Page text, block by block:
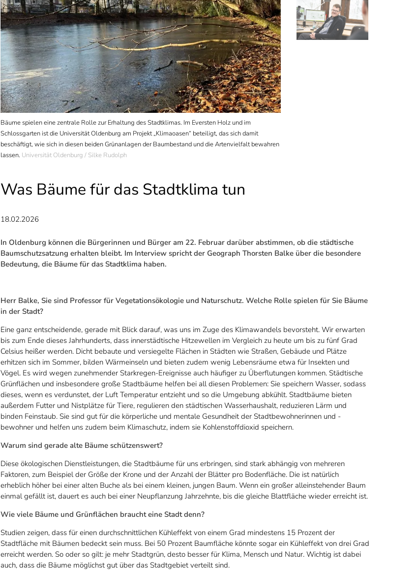
Bäume spielen eine zentrale Rolle zur Erhaltung des Stadtklimas. Im Eversten Holz und im
Schlossgarten ist die Universität Oldenburg am Projekt „Klimaoasen“ beteiligt, das sich damit
beschäftigt, wie sich in diesen beiden Grünanlagen der Baumbestand und die Artenvielfalt bewahren
lassen. Universität Oldenburg / Silke Rudolph
Was Bäume für das Stadtklima tun
18.02.2026
In Oldenburg können die Bürgerinnen und Bürger am 22. Februar darüber abstimmen, ob die städtische
Baumschutzsatzung erhalten bleibt. Im Interview spricht der Geograph Thorsten Balke über die besondere
Bedeutung, die Bäume für das Stadtklima haben.
Herr Balke, Sie sind Professor für Vegetationsökologie und Naturschutz. Welche Rolle spielen für Sie Bäume
in der Stadt?
Eine ganz entscheidende, gerade mit Blick darauf, was uns im Zuge des Klimawandels bevorsteht. Wir erwarten
bis zum Ende dieses Jahrhunderts, dass innerstädtische Hitzewellen im Vergleich zu heute um bis zu fünf Grad
Celsius heißer werden. Dicht bebaute und versiegelte Flächen in Städten wie Straßen, Gebäude und Plätze
erhitzen sich im Sommer, bilden Wärmeinseln und bieten zudem wenig Lebensräume etwa für Insekten und
Vögel. Es wird wegen zunehmender Starkregen-Ereignisse auch häufiger zu Überflutungen kommen. Städtische
Grünflächen und insbesondere große Stadtbäume helfen bei all diesen Problemen: Sie speichern Wasser, sodass
dieses, wenn es verdunstet, der Luft Temperatur entzieht und so die Umgebung abkühlt. Stadtbäume bieten
außerdem Futter und Nistplätze für Tiere, regulieren den städtischen Wasserhaushalt, reduzieren Lärm und
binden Feinstaub. Sie sind gut für die körperliche und mentale Gesundheit der Stadtbewohnerinnen und -
bewohner und helfen uns zudem beim Klimaschutz, indem sie Kohlenstoffdioxid speichern.
Warum sind gerade alte Bäume schützenswert?
Diese ökologischen Dienstleistungen, die Stadtbäume für uns erbringen, sind stark abhängig von mehreren
Faktoren, zum Beispiel der Größe der Krone und der Anzahl der Blätter pro Bodenfläche. Die ist natürlich
erheblich höher bei einer alten Buche als bei einem kleinen, jungen Baum. Wenn ein großer alleinstehender Baum
einmal gefällt ist, dauert es auch bei einer Neupflanzung Jahrzehnte, bis die gleiche Blattfläche wieder erreicht ist.
Wie viele Bäume und Grünflächen braucht eine Stadt denn?
Studien zeigen, dass für einen durchschnittlichen Kühleffekt von einem Grad mindestens 15 Prozent der
Stadtfläche mit Bäumen bedeckt sein muss. Bei 50 Prozent Baumfläche könnte sogar ein Kühleffekt von drei Grad
erreicht werden. So oder so gilt: je mehr Stadtgrün, desto besser für Klima, Mensch und Natur. Wichtig ist dabei
auch, dass die Bäume möglichst gut über das Stadtgebiet verteilt sind.